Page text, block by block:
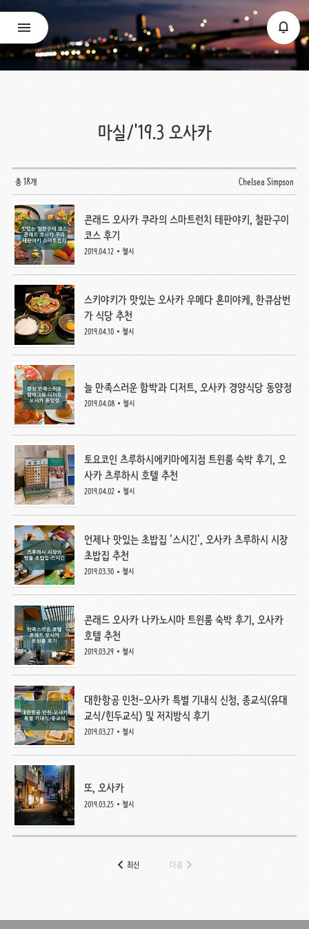
마실/'19.3 오사카
총 18개 Chelsea Simpson
콘래드 오사카 쿠라의 스마트런치 테판야키, 철판구이
코스 후기
2019.04.12 첼시
스키야키가 맛있는 오사카 우메다 혼미야케, 한큐삼번
가 식당 추천
2019.04.10 첼시
늘 만족스러운 함박과 디저트, 오사카 경양식당 동양정
2019.04.08 첼시
토요코인 츠루하시에키마에지점 트윈룸 숙박 후기, 오
사카 츠루하시 호텔 추천
2019.04.02 첼시
언제나 맛있는 초밥집 '스시긴', 오사카 츠루하시 시장
초밥집 추천
2019.03.30 첼시
콘래드 오사카 나카노시마 트윈룸 숙박 후기, 오사카
호텔 추천
2019.03.29 첼시
대한항공 인천-오사카 특별 기내식 신청, 종교식(유대
교식/힌두교식) 및 저지방식 후기
2019.03.27 첼시
또, 오사카
2019.03.25 첼시
최신 다음